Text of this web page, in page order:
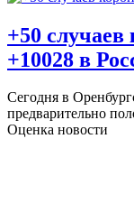
​+50 случаев
+10028 в
Сегодня в
предварительно
Оценка новости